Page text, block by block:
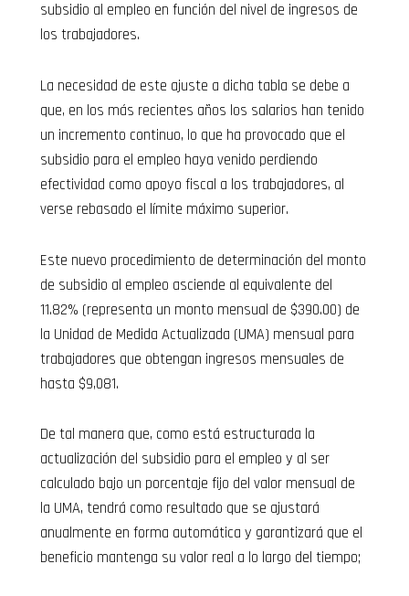
subsidio al empleo en función del nivel de ingresos de
los trabajadores.
La necesidad de este ajuste a dicha tabla se debe a
que, en los más recientes años los salarios han tenido
un incremento continuo, lo que ha provocado que el
subsidio para el empleo haya venido perdiendo
efectividad como apoyo fiscal a los trabajadores, al
verse rebasado el límite máximo superior.
Este nuevo procedimiento de determinación del monto
de subsidio al empleo asciende al equivalente del
11.82% (representa un monto mensual de $390.00) de
la Unidad de Medida Actualizada (UMA) mensual para
trabajadores que obtengan ingresos mensuales de
hasta $9,081.
De tal manera que, como está estructurada la
actualización del subsidio para el empleo y al ser
calculado bajo un porcentaje fijo del valor mensual de
la UMA, tendrá como resultado que se ajustará
anualmente en forma automática y garantizará que el
beneficio mantenga su valor real a lo largo del tiempo;